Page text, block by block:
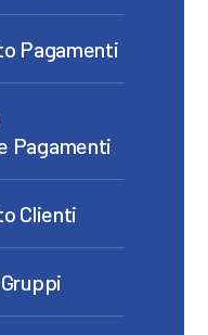
Pagamenti
Pagamenti
Clienti